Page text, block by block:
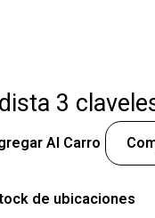
3
Al Carro
de ubicaciones